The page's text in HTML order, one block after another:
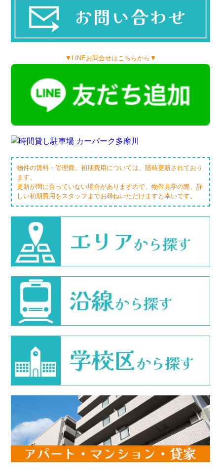
▼LINEお問合せはこちらから▼
物件の賃料・管理費、初期費用については、随時更新されており
ます。
更新が間に合っていない場合がありますので、物件見学の際、詳
しい初期費用をスタッフまでお尋ねいただけますと幸いです。